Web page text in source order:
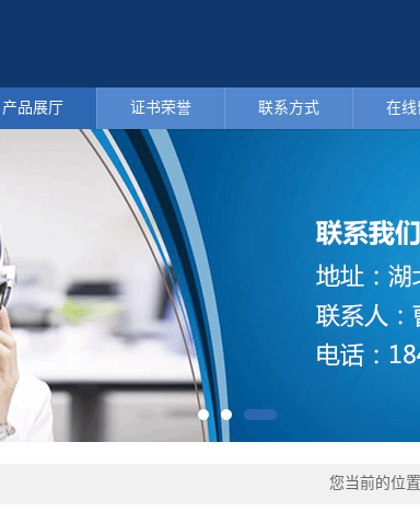
产品展厅 证书荣誉 联系方式 在线
您当前的位